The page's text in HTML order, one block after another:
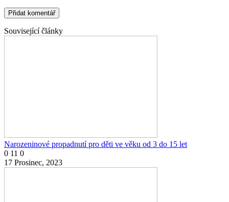
Související články
Narozeninové propadnutí pro děti ve věku od 3 do 15 let
0 11 0
17 Prosinec, 2023